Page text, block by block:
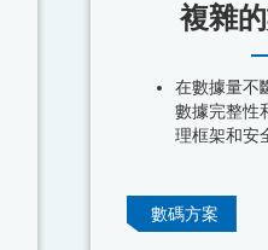
複雜
在數據量不
數據完整性
理框架和安
數碼方案